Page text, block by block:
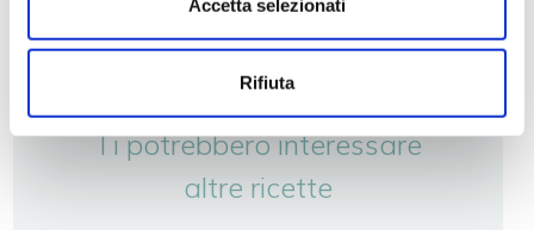
Accetta selezionati
Rifiuta
Ti potrebbero interessare
altre ricette